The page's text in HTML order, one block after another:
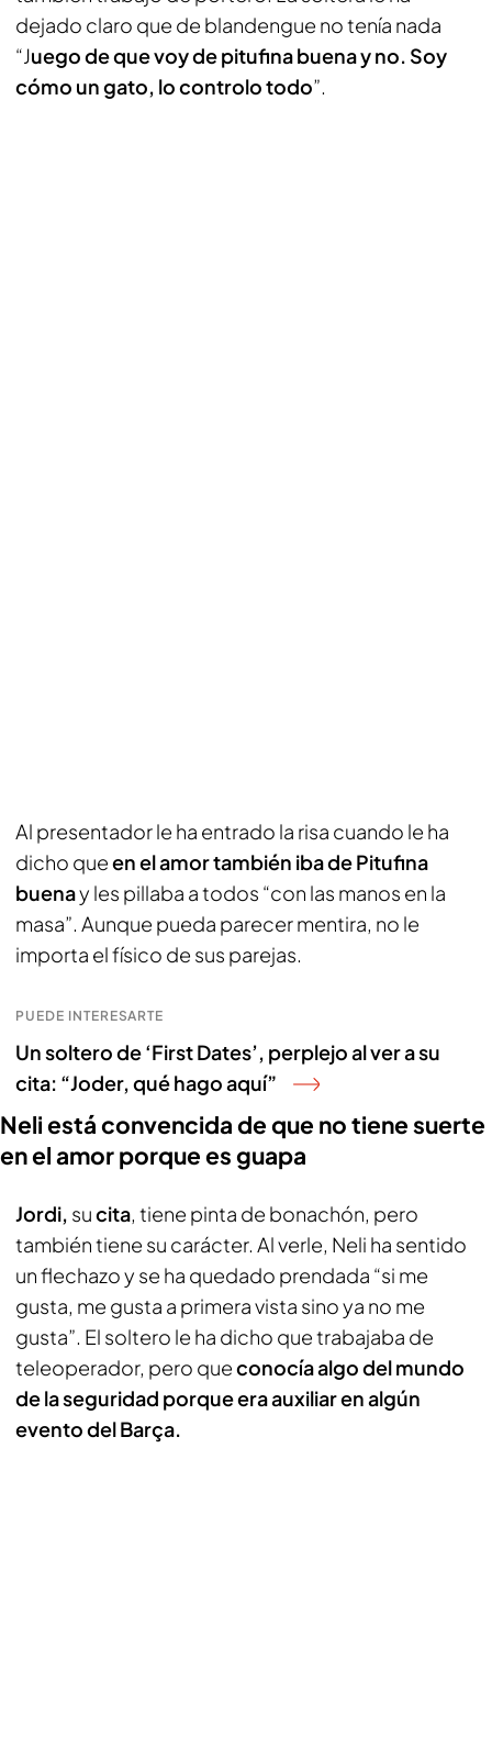
dejado claro que de blandengue no tenía nada
“Juego de que voy de pitufina buena y no. Soy
cómo un gato, lo controlo todo”.
Al presentador le ha entrado la risa cuando le ha
dicho queen el amor también iba de Pitufina
buenay les pillaba a todos “con las manos en la
masa”. Aunque pueda parecer mentira, no le
importa el físico de sus parejas.
PUEDE INTERESARTE
Un soltero de ‘First Dates’, perplejo al ver a su
cita: “Joder, qué hago aquí”
Neli está convencida de que no tiene suerte
en el amor porque es guapa
Jordi, sucita, tiene pinta de bonachón, pero
también tiene su carácter. Al verle, Neli ha sentido
un flechazo y se ha quedado prendada “si me
gusta, me gusta a primera vista sino ya no me
gusta”. El soltero le ha dicho que trabajaba de
teleoperador, pero queconocía algo del mundo
de la seguridad porque era auxiliar en algún
evento del Barça.